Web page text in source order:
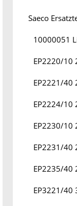
Saeco
10000051
EP2220/10
EP2221/40
EP2224/10
EP2230/10
EP2231/40
EP2235/40
EP3221/40